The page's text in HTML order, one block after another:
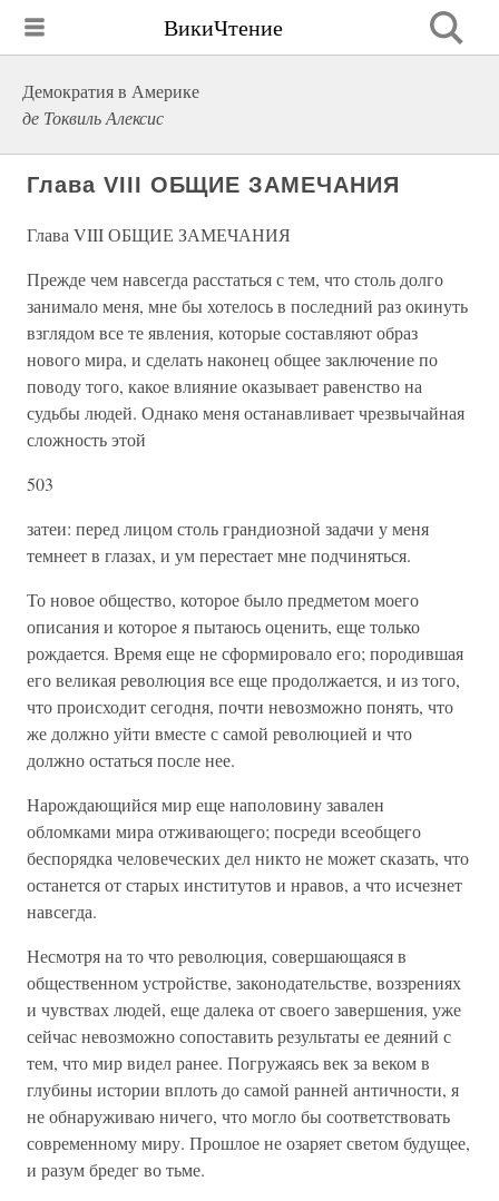
ВикиЧтение
Демократия в Америке
де Токвиль Алексис
Глава VIII ОБЩИЕ ЗАМЕЧАНИЯ
Глава VIII ОБЩИЕ ЗАМЕЧАНИЯ
Прежде чем навсегда расстаться с тем, что столь долго
занимало меня, мне бы хотелось в последний раз окинуть
взглядом все те явления, которые составляют образ
нового мира, и сделать наконец общее заключение по
поводу того, какое влияние оказывает равенство на
судьбы людей. Однако меня останавливает чрезвычайная
сложность этой
503
затеи: перед лицом столь грандиозной задачи у меня
темнеет в глазах, и ум перестает мне подчиняться.
То новое общество, которое было предметом моего
описания и которое я пытаюсь оценить, еще только
рождается. Время еще не сформировало его; породившая
его великая революция все еще продолжается, и из того,
что происходит сегодня, почти невозможно понять, что
же должно уйти вместе с самой революцией и что
должно остаться после нее.
Нарождающийся мир еще наполовину завален
обломками мира отживающего; посреди всеобщего
беспорядка человеческих дел никто не может сказать, что
останется от старых институтов и нравов, а что исчезнет
навсегда.
Несмотря на то что революция, совершающаяся в
общественном устройстве, законодательстве, воззрениях
и чувствах людей, еще далека от своего завершения, уже
сейчас невозможно сопоставить результаты ее деяний с
тем, что мир видел ранее. Погружаясь век за веком в
глубины истории вплоть до самой ранней античности, я
не обнаруживаю ничего, что могло бы соответствовать
современному миру. Прошлое не озаряет светом будущее,
и разум бредег во тьме.